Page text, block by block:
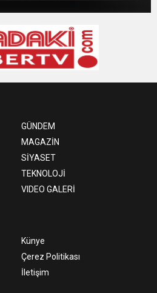
GÜNDEM
MAGAZİN
SİYASET
TEKNOLOJİ
VIDEO GALERİ
Künye
Çerez Politikası
İletişim